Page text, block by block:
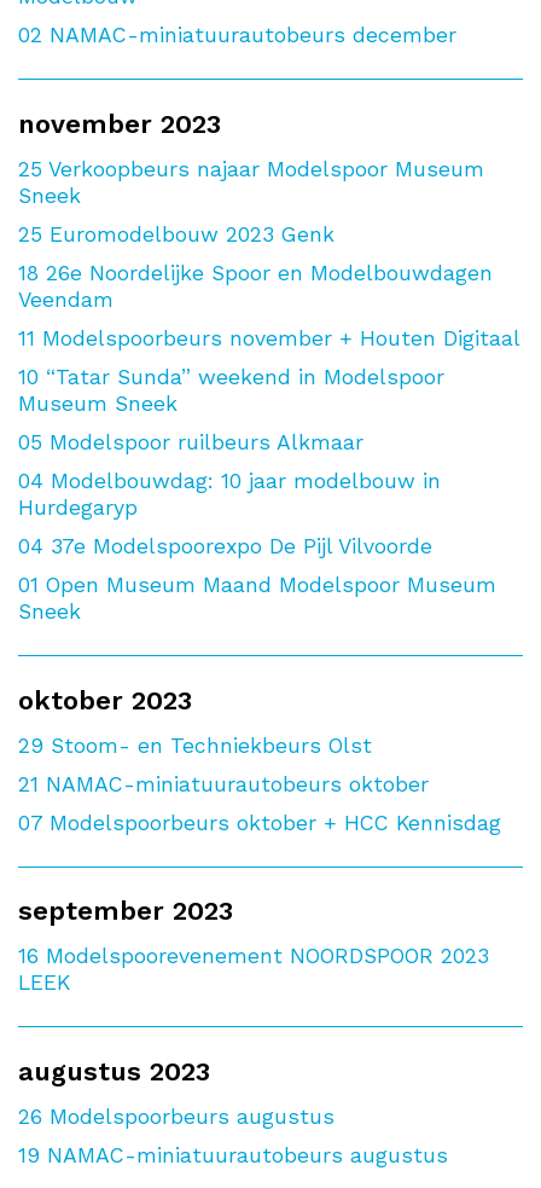
02 NAMAC-miniatuurautobeurs december
november 2023
25 Verkoopbeurs najaar Modelspoor Museum
Sneek
25 Euromodelbouw 2023 Genk
18 26e Noordelijke Spoor en Modelbouwdagen
Veendam
11 Modelspoorbeurs november + Houten Digitaal
10 “Tatar Sunda” weekend in Modelspoor
Museum Sneek
05 Modelspoor ruilbeurs Alkmaar
04 Modelbouwdag: 10 jaar modelbouw in
Hurdegaryp
04 37e Modelspoorexpo De Pijl Vilvoorde
01 Open Museum Maand Modelspoor Museum
Sneek
oktober 2023
29 Stoom- en Techniekbeurs Olst
21 NAMAC-miniatuurautobeurs oktober
07 Modelspoorbeurs oktober + HCC Kennisdag
september 2023
16 Modelspoorevenement NOORDSPOOR 2023
LEEK
augustus 2023
26 Modelspoorbeurs augustus
19 NAMAC-miniatuurautobeurs augustus